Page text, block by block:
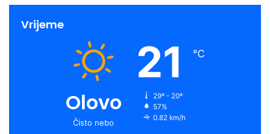
Vrijeme
Olovo
Čisto nebo
21 ℃
29º - 20º
57%
0.82 km/h